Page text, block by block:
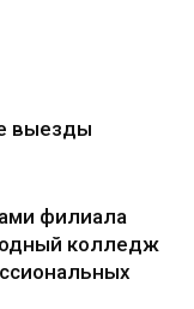
выезды
филиала
колледж